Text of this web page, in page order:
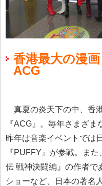
香港最大の漫画
ACG
真夏の炎天下の中、香
『ACG』。毎年さまざま
昨年は音楽イベントでは
『PUFFY』が参戦。ま
伝 戦神決闘編』の作者で
ショーなど、日本の著名